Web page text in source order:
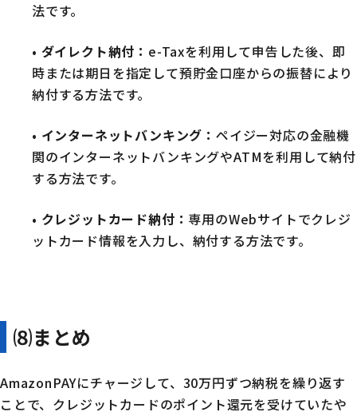
法です。
• ダイレクト納付 ： e-Taxを利用して申告した後、即
時または期日を指定して預貯金口座からの振替により
納付する方法です。
• インターネットバンキング ：ペイジー対応の金融機
関のインターネットバンキングやATMを利用して納付
する方法です。
• クレジットカード納付 ： 専用のWebサイトでクレジ
ットカード情報を入力し、納付する方法です。
⑻まとめ
AmazonPAYにチャージして、30万円ずつ納税を繰り返す
ことで、クレジットカードのポイント還元を受けていたや